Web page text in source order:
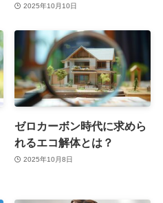
2025年10月10日
ゼロカーボン時代に求めら
れるエコ解体とは？
2025年10月8日